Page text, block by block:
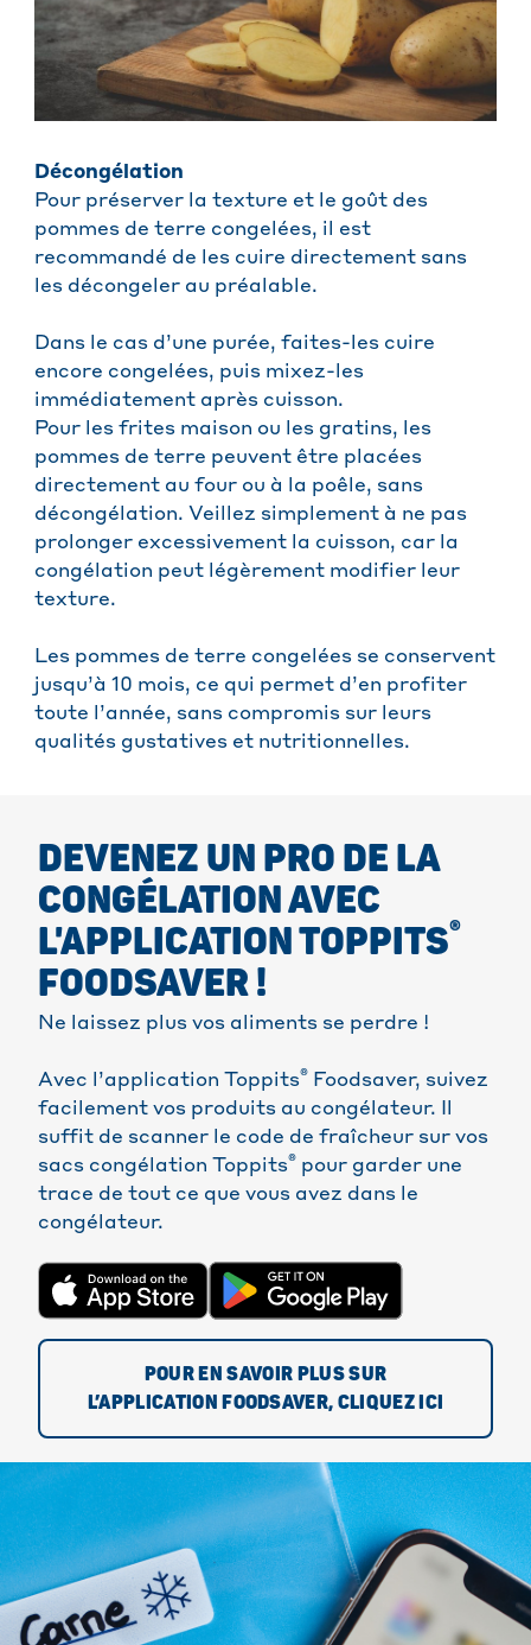
Décongélation
Pour préserver la texture et le goût des
pommes de terre congelées, il est
recommandé de les cuire directement sans
les décongeler au préalable.
Dans le cas d’une purée, faites-les cuire
encore congelées, puis mixez-les
immédiatement après cuisson.
Pour les frites maison ou les gratins, les
pommes de terre peuvent être placées
directement au four ou à la poêle, sans
décongélation. Veillez simplement à ne pas
prolonger excessivement la cuisson, car la
congélation peut légèrement modifier leur
texture.
Les pommes de terre congelées se conservent
jusqu’à 10 mois, ce qui permet d’en profiter
toute l’année, sans compromis sur leurs
qualités gustatives et nutritionnelles.
DEVENEZ UN PRO DE LA
CONGÉLATION AVEC
L'APPLICATION TOPPITS®
FOODSAVER !
Ne laissez plus vos aliments se perdre !
Avec l’application Toppits® Foodsaver, suivez
facilement vos produits au congélateur. Il
suffit de scanner le code de fraîcheur sur vos
sacs congélation Toppits® pour garder une
trace de tout ce que vous avez dans le
congélateur.
POUR EN SAVOIR PLUS SUR
L’APPLICATION FOODSAVER, CLIQUEZ ICI